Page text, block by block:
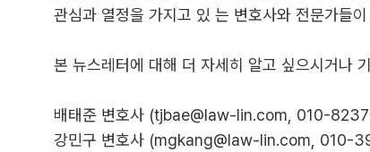
관심과 열정을 가지고 있 는 변호사와 전문가들이
본 뉴스레터에 대해 더 자세히 알고 싶으시거나
배태준 변호사 (tjbae@law-lin.com, 010-
강민구 변호사 (mgkang@law-lin.com, 010-